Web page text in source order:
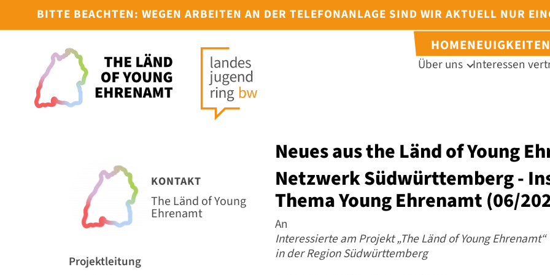
BITTE BEACHTEN: WEGEN ARBEITEN AN DER TELEFONANLAGE SIND WIR AKTUELL NUR
HOMENEUIGKEITEN
Über uns Interessen
KONTAKT
The Länd of Young
Ehrenamt
Projektleitung
Neues aus the Länd of Young
Netzwerk Südwürttemberg -
Thema Young Ehrenamt (06/
An
Interessierte am Projekt „The Länd of Young Ehrenamt“
in der Region Südwürttemberg